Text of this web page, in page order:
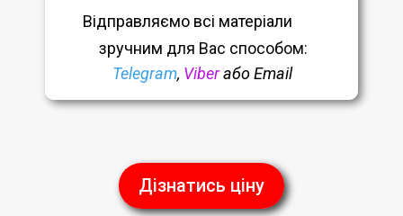
Відправляємо всі матеріали
зручним для Вас способом:
Telegram, Viberабо Email
Дізнатись ціну